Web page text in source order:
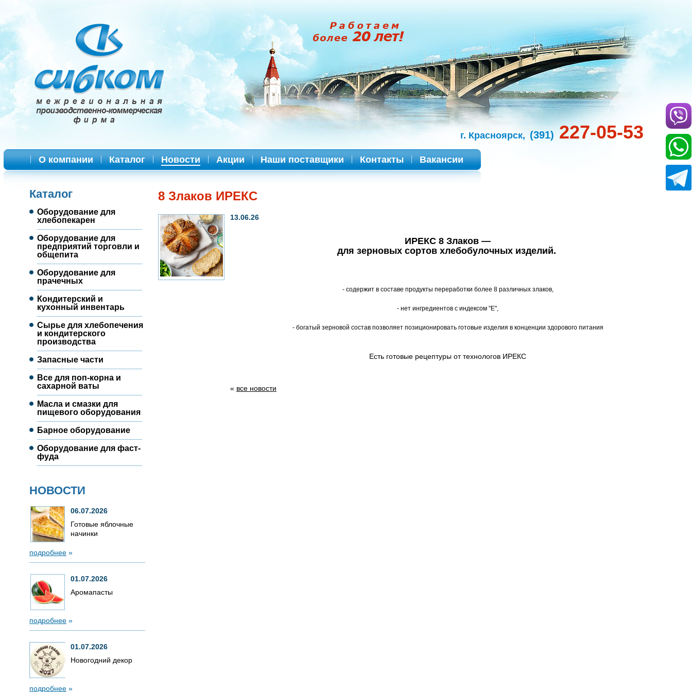
г. Красноярск, (391) 227-05-53
О компании Каталог Новости Акции Наши поставщики Контакты Вакансии
Каталог
Оборудование для
хлебопекарен
Оборудование для
предприятий торговли и
общепита
Оборудование для
прачечных
Кондитерский и
кухонный инвентарь
Сырье для хлебопечения
и кондитерского
производства
Запасные части
Все для поп-корна и
сахарной ваты
Масла и смазки для
пищевого оборудования
Барное оборудование
Оборудование для фаст-
фуда
НОВОСТИ
06.07.2026
Готовые яблочные
начинки
подробнее »
01.07.2026
Аромапасты
подробнее »
01.07.2026
Новогодний декор
подробнее »
8 Злаков ИРЕКС
13.06.26
ИРЕКС 8 Злаков —
для зерновых сортов хлебобулочных изделий.
- содержит в составе продукты переработки более 8 различных злаков,
- нет ингредиентов с индексом "Е",
- богатый зерновой состав позволяет позиционировать готовые изделия в конценции здорового питания
Есть готовые рецептуры от технологов ИРЕКС
« все новости